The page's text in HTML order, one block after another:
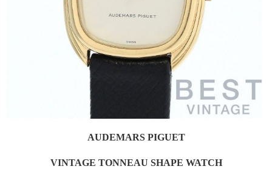
AUDEMARS PIGUET
VINTAGE TONNEAU SHAPE WATCH